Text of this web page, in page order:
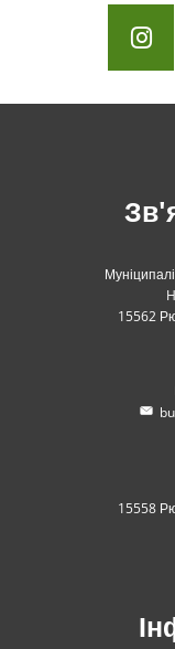
15562
15558